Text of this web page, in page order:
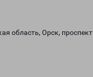
область, Орск, проспект